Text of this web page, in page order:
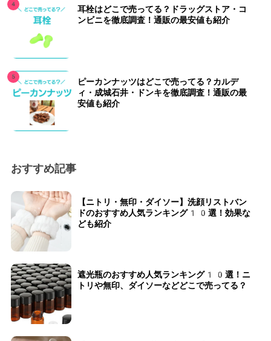
耳栓はどこで売ってる？ドラッグストア・コ
ンビニを徹底調査！通販の最安値も紹介
ピーカンナッツはどこで売ってる？カルデ
ィ・成城石井・ドンキを徹底調査！通販の最
安値も紹介
おすすめ記事
【ニトリ・無印・ダイソー】洗顔リストバン
ドのおすすめ人気ランキング10選！効果な
ども紹介
遮光瓶のおすすめ人気ランキング10選！ニ
トリや無印、ダイソーなどどこで売ってる？